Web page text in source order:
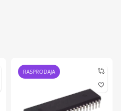
RASPRODAJA